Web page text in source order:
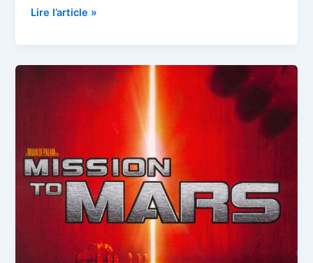
Interstellar
de
l’Odyssée
Lire l’article »